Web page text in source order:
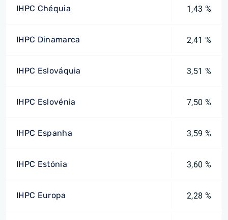
IHPC Chéquia 1,43 %
IHPC Dinamarca 2,41 %
IHPC Eslováquia 3,51 %
IHPC Eslovénia 7,50 %
IHPC Espanha 3,59 %
IHPC Estónia 3,60 %
IHPC Europa 2,28 %